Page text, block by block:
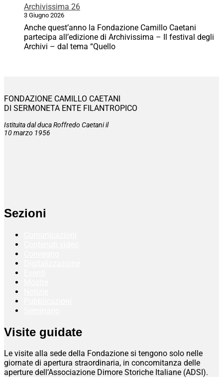
Archivissima 26
3 Giugno 2026
Anche quest’anno la Fondazione Camillo Caetani
partecipa all’edizione di Archivissima – Il festival degli
Archivi – dal tema “Quello
FONDAZIONE CAMILLO CAETANI
DI SERMONETA ENTE FILANTROPICO
Istituita dal duca Roffredo Caetani il
10 marzo 1956
Sezioni
Visite guidate
Le visite alla sede della Fondazione si tengono solo nelle
giornate di apertura straordinaria, in concomitanza delle
aperture dell’Associazione Dimore Storiche Italiane (ADSI).